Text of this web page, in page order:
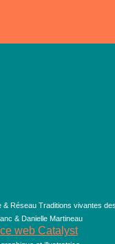
Réseau Traditions vivantes
& Danielle Martineau
web Catalyst